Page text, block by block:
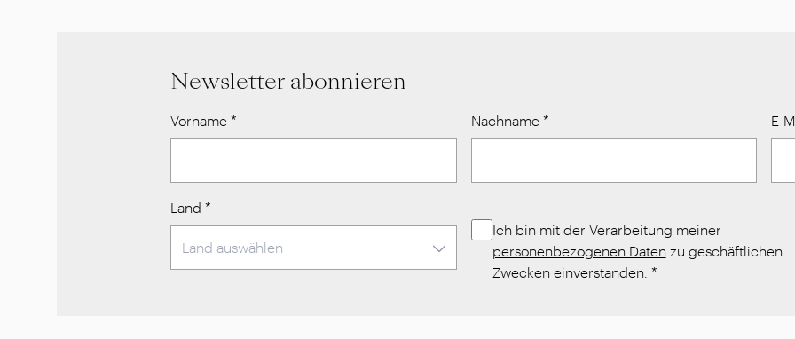
Newsletter abonnieren
Vorname * Nachname* E-
Land *
Ich bin mit der Verarbeitung meiner
personenbezogenen Daten zu geschäftlichen
Zwecken einverstanden. *